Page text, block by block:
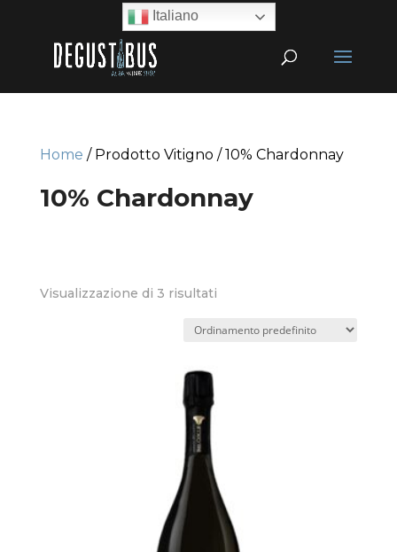
Home / Prodotto Vitigno / 10% Chardonnay
10% Chardonnay
Visualizzazione di 3 risultati
Italiano